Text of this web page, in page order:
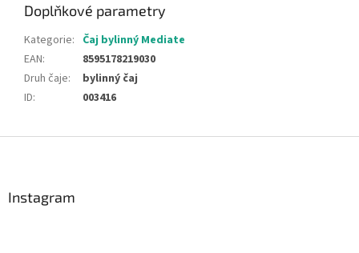
Doplňkové parametry
Kategorie: Čaj bylinný Mediate
EAN:
8595178219030
Druh čaje:
bylinný čaj
ID: 003416
Instagram